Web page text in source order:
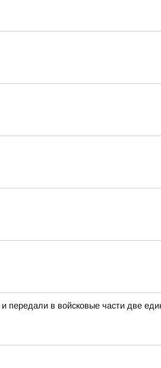
передали в войсковые части две